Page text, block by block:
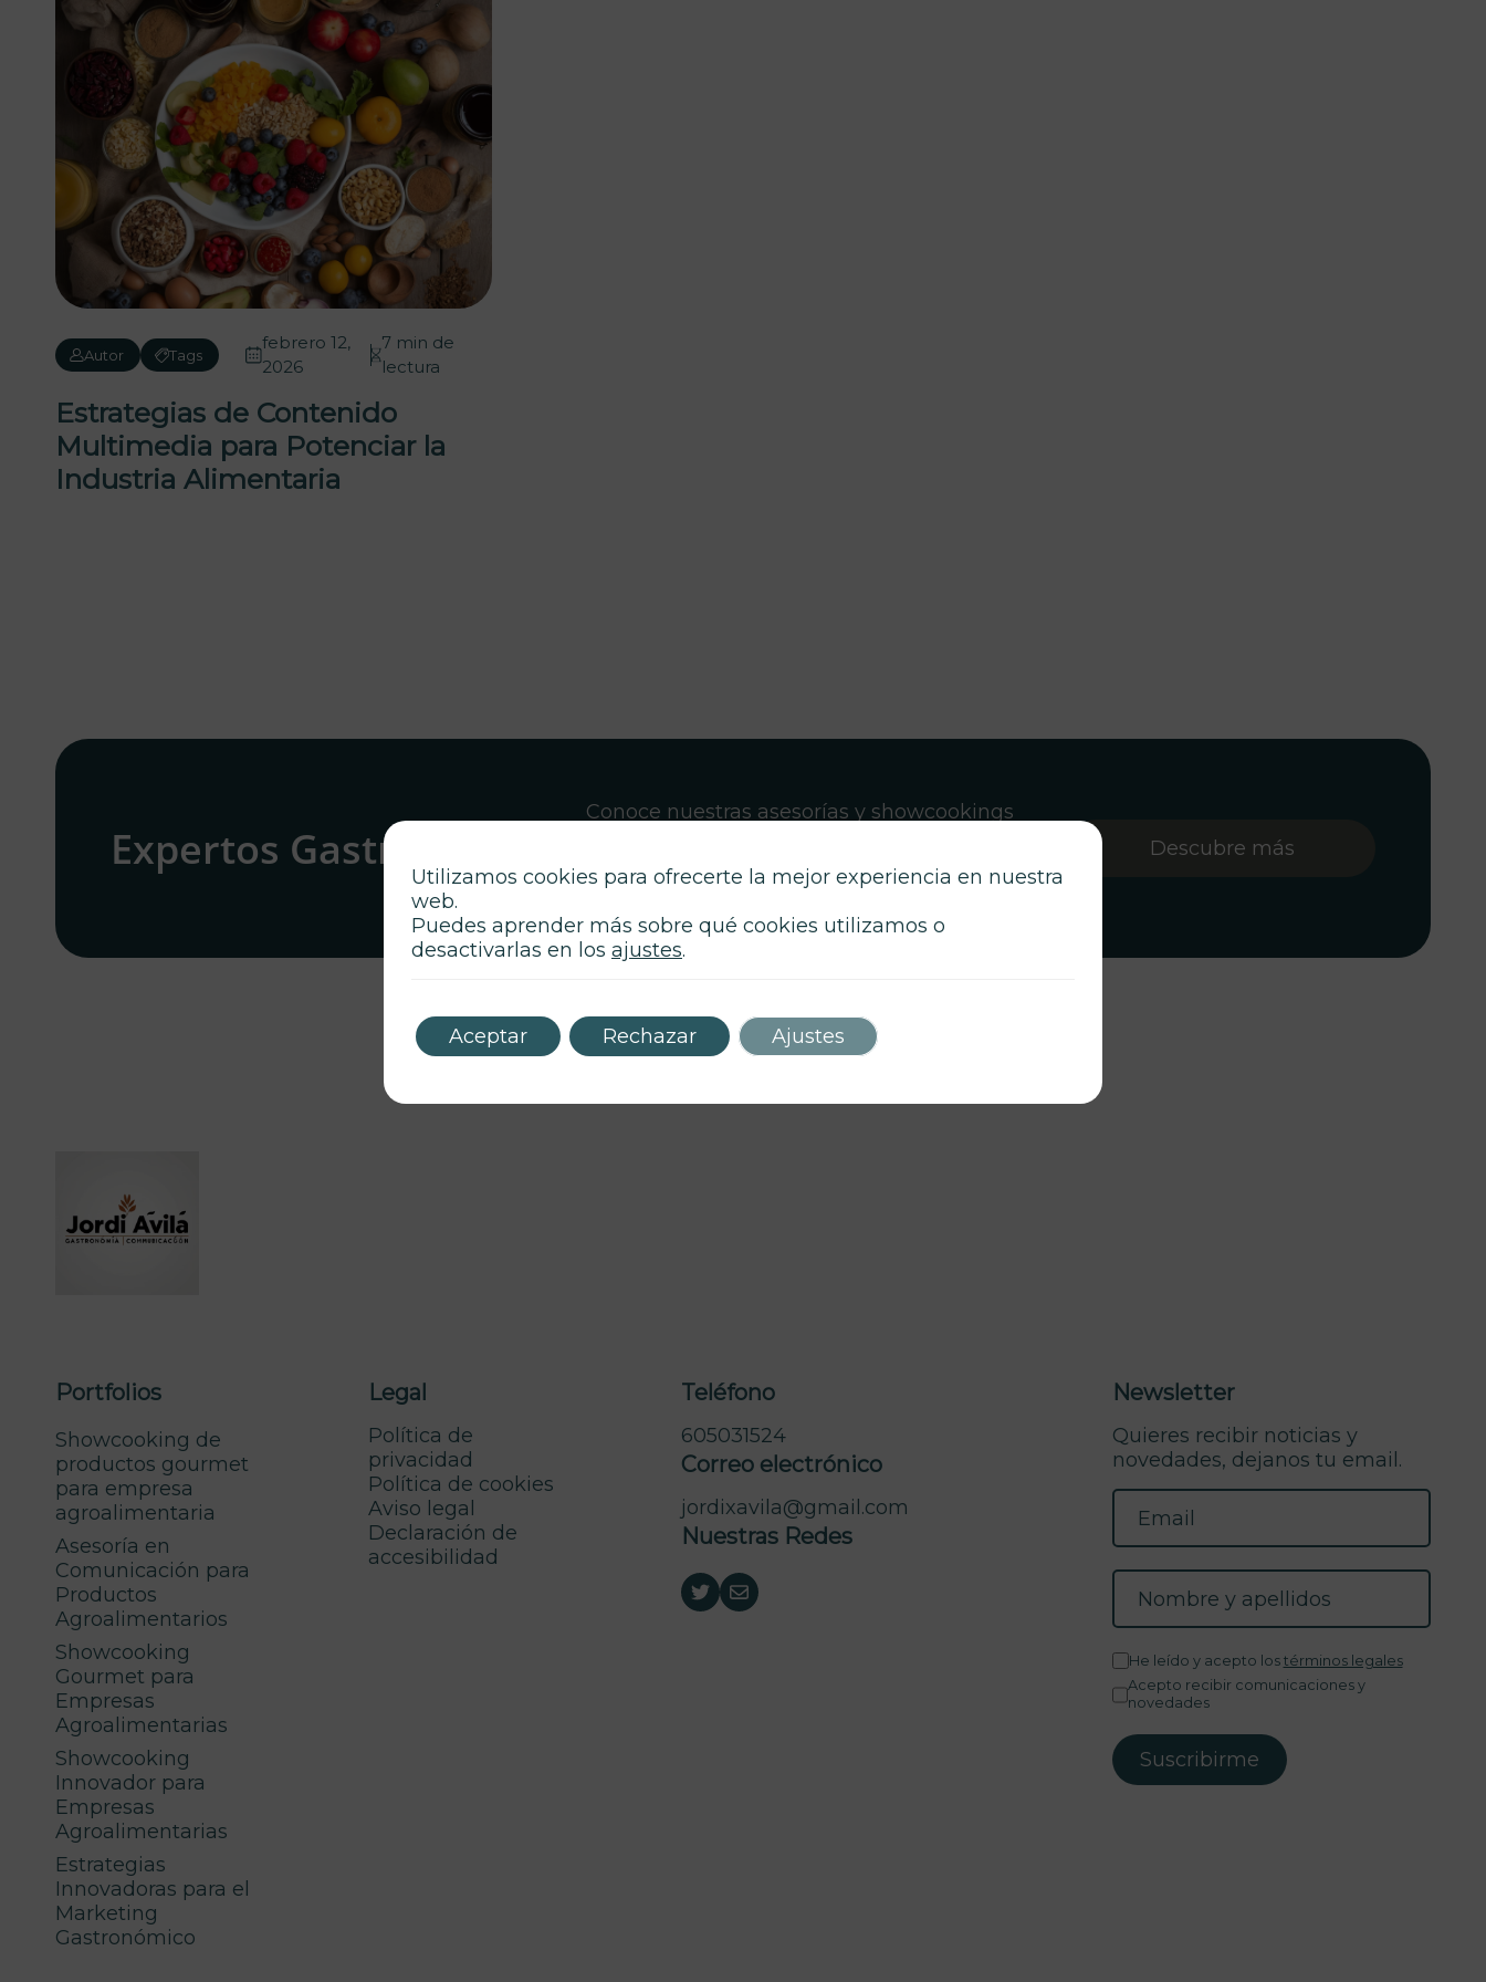
Autor Tags
febrero 12,
2026
7 min de
lectura
Estrategias de Contenido
Multimedia para Potenciar la
Industria Alimentaria
Expertos Gastronómicos
Conoce nuestras asesorías y showcookings
gastronómica!
Descubre más
Portfolios
Showcooking de
productos gourmet
para empresa
agroalimentaria
Asesoría en
Comunicación para
Productos
Agroalimentarios
Showcooking
Gourmet para
Empresas
Agroalimentarias
Showcooking
Innovador para
Empresas
Agroalimentarias
Estrategias
Innovadoras para el
Marketing
Gastronómico
Legal
Política de
privacidad
Política de cookies
Aviso legal
Declaración de
accesibilidad
Teléfono
605031524
Correo electrónico
jordixavila@gmail.com
Nuestras Redes
Newsletter
Quieres recibir noticias y
novedades, dejanos tu email.
He leído y acepto los términos legales
Acepto recibir comunicaciones y
novedades
Utilizamos cookies para ofrecerte la mejor experiencia en nuestra
web.
Puedes aprender más sobre qué cookies utilizamos o
desactivarlas en los ajustes.
Aceptar Rechazar Ajustes